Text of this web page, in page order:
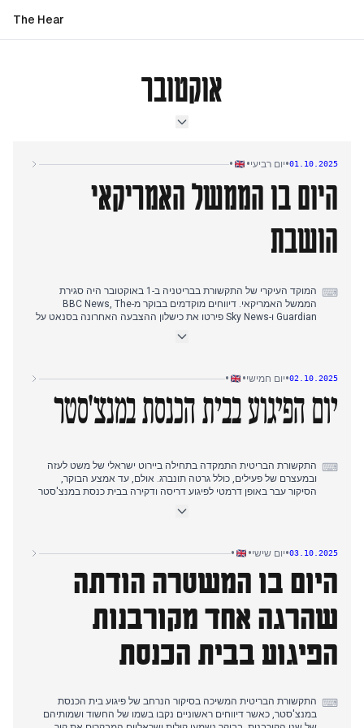
The Hear
אוקטובר
01.10.2025
•יום רביעי•
•
היום בו הממשל האמריקאי
הושבת
⌨
המוקד העיקרי של התקשורת בבריטניה ב-1 באוקטובר היה סגירת
הממשל האמריקאי. דיווחים מוקדמים בבוקר מ-BBC News, The
Guardian ו-Sky News פירטו את כישלון ההצבעה האחרונה בסנאט על
המשיך לשלוט בסיקור עד סוף הבוקר, כאשר כלי תקשורת דיווחו על
הדמוקרטים האשימו את התנהגותו ה"מנותקת" של הנשיא טראמפ
במשבר, בעוד קבוצה דו-מפלגתית של סנאטורים חיפשה פתרון.
02.10.2025
•יום חמישי•
•
יום הפיגוע בבית הכנסת במנצ'סטר
⌨ התקשורת הבריטית התמקדה בתחילה ביירוט ישראלי של משט לעזה
ובמעצרם של פעילים, כולל גרטה תונברג. אולם, עד אמצע הבוקר,
הסיקור עבר באופן דרמטי לפיגוע דריסה ודקירה בבית כנסת במנצ'סטר
כשחשוד נורה למוות על ידי המשטרה.
שני קורבנות אושרו כהרוגים והחשוד, שלפי הדיווחים לבש חגורת נפץ,
אזרח בריטי ממוצא סורי בן 35, ושלושה אנשים נמצאים כעת במעצר.
מנהיג הלייבור, קיר סטארמר, גינה את הפיגוע והתחייב להילחם
באנטישמיות.
03.10.2025
•יום שישי•
•
היום בו המשטרה הודתה
שהרגה אחד מקורבנות
הפיגוע בבית הכנסת
⌨ התקשורת הבריטית המשיכה בסיקור הנרחב של פיגוע בית הכנסת
במנצ'סטר, כאשר דיווחים ראשוניים נקבו בשמו של החשוד ושמותיהם